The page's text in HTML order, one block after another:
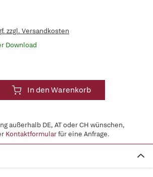
zzgl. Versandkosten
Download
In den Warenkorb
außerhalb DE, AT oder CH wünschen,
Kontaktformularfür eine Anfrage.